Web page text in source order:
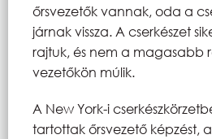
őrsvezetők vannak, oda a
járnak vissza. A cserkészet
rajtuk, és nem a magasabb
vezetőkön múlik.
A New York-i
tartottak őrsvezető képzést,